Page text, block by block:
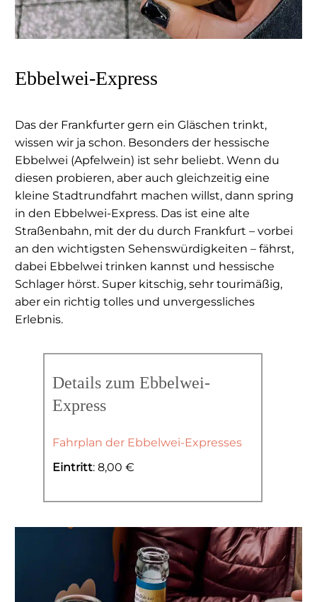
Ebbelwei-Express
Das der Frankfurter gern ein Gläschen trinkt,
wissen wir ja schon. Besonders der hessische
Ebbelwei (Apfelwein) ist sehr beliebt. Wenn du
diesen probieren, aber auch gleichzeitig eine
kleine Stadtrundfahrt machen willst, dann spring
in den Ebbelwei-Express. Das ist eine alte
Straßenbahn, mit der du durch Frankfurt – vorbei
an den wichtigsten Sehenswürdigkeiten – fährst,
dabei Ebbelwei trinken kannst und hessische
Schlager hörst. Super kitschig, sehr tourimäßig,
aber ein richtig tolles und unvergessliches
Erlebnis.
Details zum Ebbelwei-
Express
Fahrplan der Ebbelwei-Expresses
Eintritt: 8,00 €